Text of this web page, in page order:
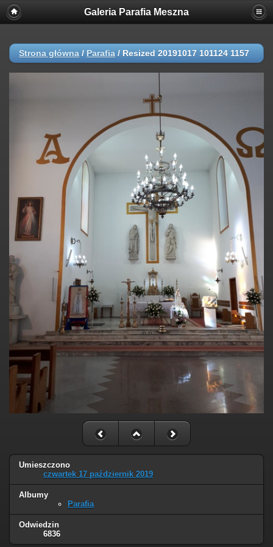
Galeria Parafia Meszna
Strona główna / Parafia / Resized 20191017 101124 1157
Umieszczono
czwartek 17 październik 2019
Albumy
Parafia
Odwiedzin
6836